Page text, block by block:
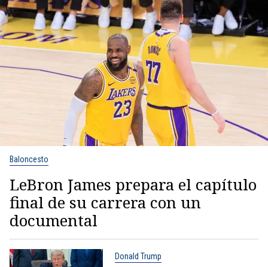
Baloncesto
LeBron James prepara el capítulo
final de su carrera con un
documental
Donald Trump